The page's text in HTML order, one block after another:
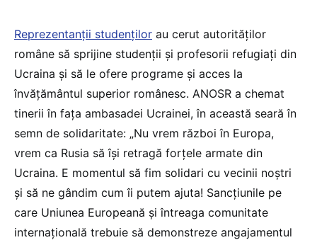
Reprezentanții studenților au cerut autorităților
române să sprijine studenții și profesorii refugiați din
Ucraina și să le ofere programe și acces la
învățământul superior românesc. ANOSR a chemat
tinerii în fața ambasadei Ucrainei, în această seară în
semn de solidaritate: „Nu vrem război în Europa,
vrem ca Rusia să își retragă forțele armate din
Ucraina. E momentul să fim solidari cu vecinii noștri
și să ne gândim cum îi putem ajuta! Sancțiunile pe
care Uniunea Europeană și întreaga comunitate
internațională trebuie să demonstreze angajamentul